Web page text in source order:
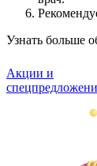
Узнать больше
Акции и